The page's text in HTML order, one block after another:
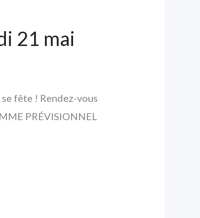
21 mai
fête ! Rendez-vous
PRÉVISIONNEL